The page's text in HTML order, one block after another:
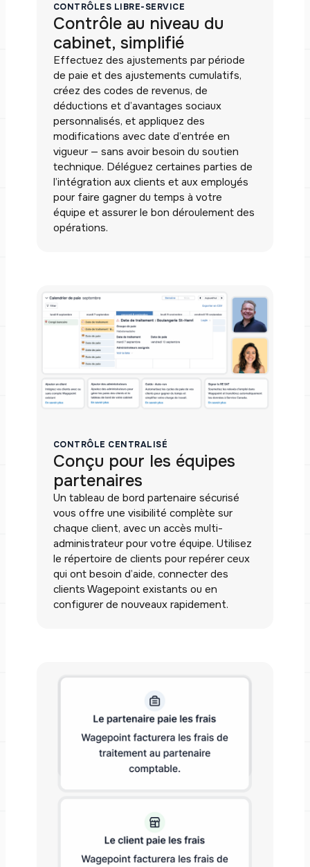
CONTRÔLES LIBRE-SERVICE
Contrôle au niveau du
cabinet, simplifié
Effectuez des ajustements par période
de paie et des ajustements cumulatifs,
créez des codes de revenus, de
déductions et d’avantages sociaux
personnalisés, et appliquez des
modifications avec date d’entrée en
vigueur — sans avoir besoin du soutien
technique. Déléguez certaines parties de
l’intégration aux clients et aux employés
pour faire gagner du temps à votre
équipe et assurer le bon déroulement des
opérations.
CONTRÔLE CENTRALISÉ
Conçu pour les équipes
partenaires
Un tableau de bord partenaire sécurisé
vous offre une visibilité complète sur
chaque client, avec un accès multi-
administrateur pour votre équipe. Utilisez
le répertoire de clients pour repérer ceux
qui ont besoin d’aide, connecter des
clients Wagepoint existants ou en
configurer de nouveaux rapidement.